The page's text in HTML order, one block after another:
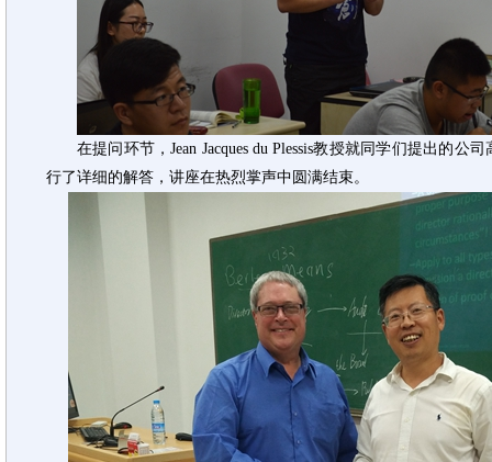
在提问环节，Jean Jacques du Plessis教授就同学们提出的公
行了详细的解答，讲座在热烈掌声中圆满结束。